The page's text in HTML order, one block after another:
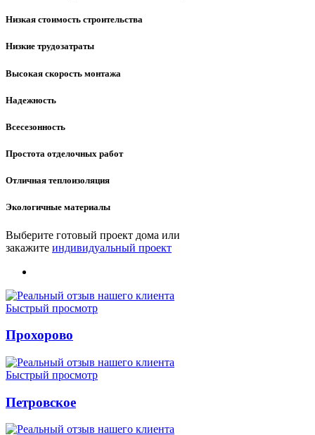
Низкая стоимость строительства
Низкие трудозатраты
Высокая скорость монтажа
Надежность
Всесезонность
Простота отделочных работ
Отличная теплоизоляция
Экологичные материалы
Выберите готовый проект дома или
закажите индивидуальный проект
Быстрый просмотр
Прохорово
Быстрый просмотр
Петровское